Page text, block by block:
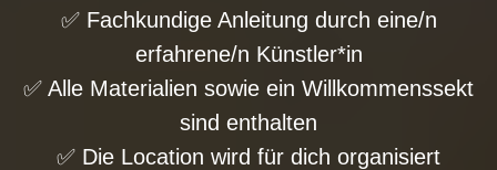
✅ Fachkundige Anleitung durch eine/n
erfahrene/n Künstler*in
✅ Alle Materialien sowie ein Willkommenssekt
sind enthalten
✅ Die Location wird für dich organisiert